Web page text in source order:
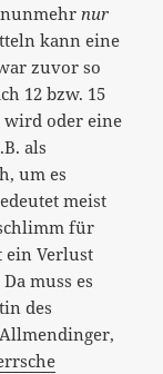
nunmehrnur
kann eine
zuvor so
12 bzw. 15
oder eine
als
um es
meist
für
ein Verlust
muss es
des